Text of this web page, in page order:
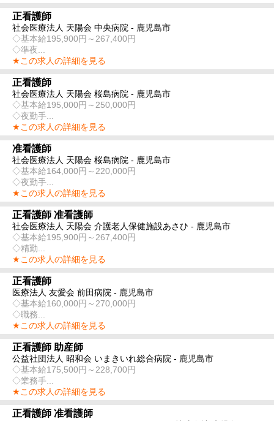
正看護師
社会医療法人 天陽会 中央病院 - 鹿児島市
◇基本給195,900円～267,400円
◇準夜...
★この求人の詳細を見る
正看護師
社会医療法人 天陽会 桜島病院 - 鹿児島市
◇基本給195,000円～250,000円
◇夜勤手...
★この求人の詳細を見る
准看護師
社会医療法人 天陽会 桜島病院 - 鹿児島市
◇基本給164,000円～220,000円
◇夜勤手...
★この求人の詳細を見る
正看護師 准看護師
社会医療法人 天陽会 介護老人保健施設あさひ - 鹿児島市
◇基本給195,900円～267,400円
◇精勤...
★この求人の詳細を見る
正看護師
医療法人 友愛会 前田病院 - 鹿児島市
◇基本給160,000円～270,000円
◇職務...
★この求人の詳細を見る
正看護師 助産師
公益社団法人 昭和会 いまきいれ総合病院 - 鹿児島市
◇基本給175,500円～228,700円
◇業務手...
★この求人の詳細を見る
正看護師 准看護師